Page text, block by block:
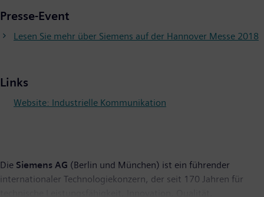
Presse-Event
Lesen Sie mehr über Siemens auf der Hannover Messe 2018
Links
Website: Industrielle Kommunikation
Die Siemens AG (Berlin und München) ist ein führender
internationaler Technologiekonzern, der seit 170 Jahren für